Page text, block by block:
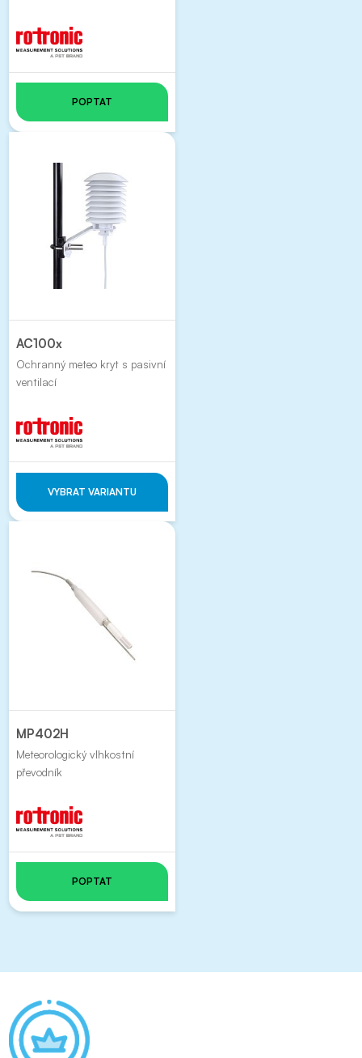
POPTAT
AC100x
Ochranný meteo kryt s pasivní
ventilací
VYBRAT VARIANTU
MP402H
Meteorologický vlhkostní
převodník
POPTAT